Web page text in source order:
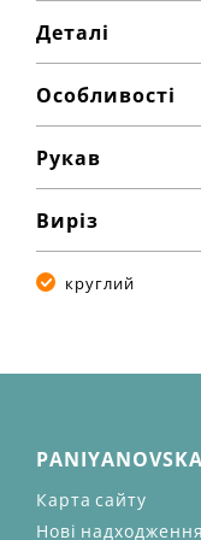
Деталі
Особливості
Рукав
Виріз
круглий
Карта сайту
Нові надходження